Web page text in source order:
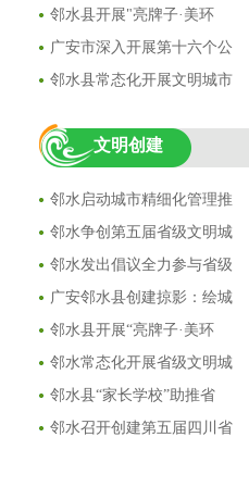
邻水县开展"亮牌子·美环
广安市深入开展第十六个公
邻水县常态化开展文明城市
文明创建
邻水启动城市精细化管理推
邻水争创第五届省级文明城
邻水发出倡议全力参与省级
广安邻水县创建掠影：绘城
邻水县开展“亮牌子·美环
邻水常态化开展省级文明城
邻水县“家长学校”助推省
邻水召开创建第五届四川省